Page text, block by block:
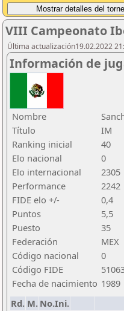
VIII Campeonato
Última actualización19.02.2022
Información de
Nombre
Título
IM
Ranking inicial
40
Elo nacional
0
Elo internacional
2305
Performance
2242
FIDE elo +/-
0,4
Puntos
5,5
Puesto
35
Federación
MEX
Código nacional
0
Código FIDE
Fecha de nacimiento 1989
Rd. M. No.Ini.